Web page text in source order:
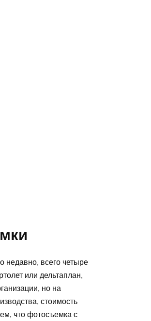
недавно, всего четыре
или дельтаплан,
но на
стоимость
что фотосъемка с